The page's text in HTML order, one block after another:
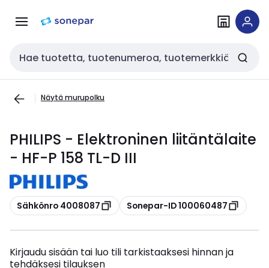
navigointiinsisältöön
Haku
Näytä murupolku
PHILIPS - Elektroninen liitäntälaite
- HF-P 158 TL-D III
Kopioi
Sähkönro 4008087 Kopioi
Sonepar-ID 100060487
Kirjaudu sisään tai luo tili tarkistaaksesi hinnan ja
tehdäksesi tilauksen